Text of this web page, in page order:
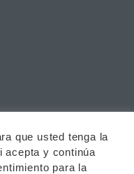
que usted tenga la
acepta y continúa
para la